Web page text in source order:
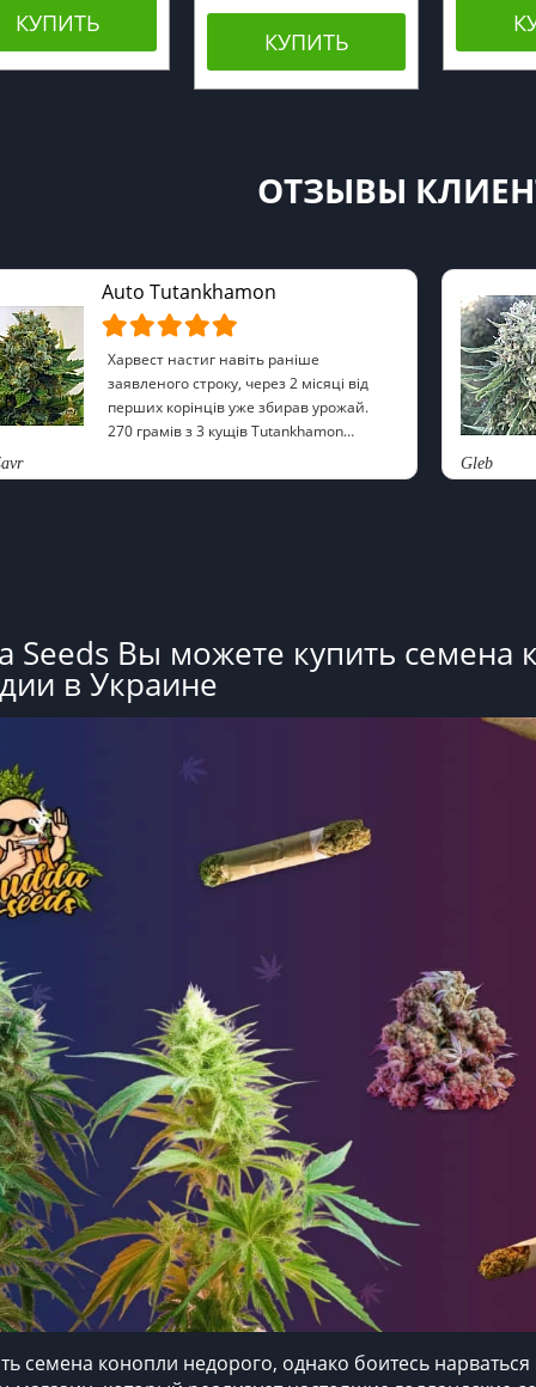
КУПИТЬ
КУПИТЬ
ОТЗЫВЫ
Auto Tutankhamon
Харвест настиг навіть раніше
заявленого строку, через 2 місяці від
перших корінців уже збирав урожай.
270 грамів з 3 кущів Tutankhamon
приємний, ейфорія без зайвої
Gleb
Seeds Вы можете купить семена
в Украине
семена конопли недорого, однако боитесь